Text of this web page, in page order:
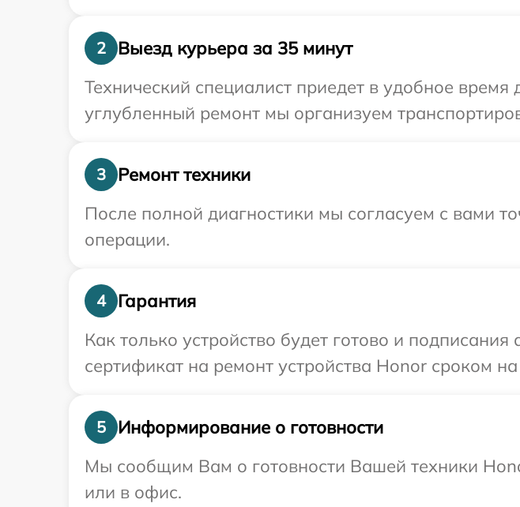
2
Выезд курьера за 35 минут
Технический специалист приедет в удобное
углубленный ремонт мы организуем
3
Ремонт техники
После полной диагностики мы согласуем с вами
операции.
4
Гарантия
Как только устройство будет готово и
сертификат на ремонт устройства Honor сроком
5
Информирование о готовности
Мы сообщим Вам о готовности Вашей техники
или в офис.